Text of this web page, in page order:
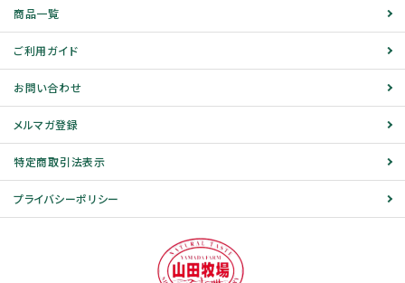
商品一覧
ご利用ガイド
お問い合わせ
メルマガ登録
特定商取引法表示
プライバシーポリシー